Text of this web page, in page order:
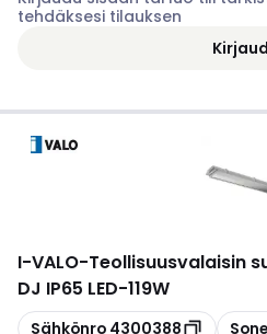
tehdäksesi tilauksen
I-VALO-Teollisuusvalaisin
DJ IP65 LED-119W
Kopioi
Sähkönro 4300388 Kopioi